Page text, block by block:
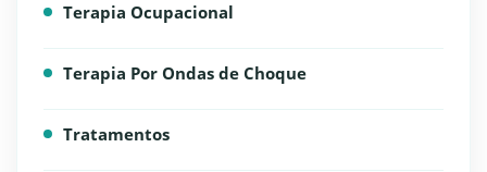
Terapia Ocupacional
Terapia Por Ondas de Choque
Tratamentos